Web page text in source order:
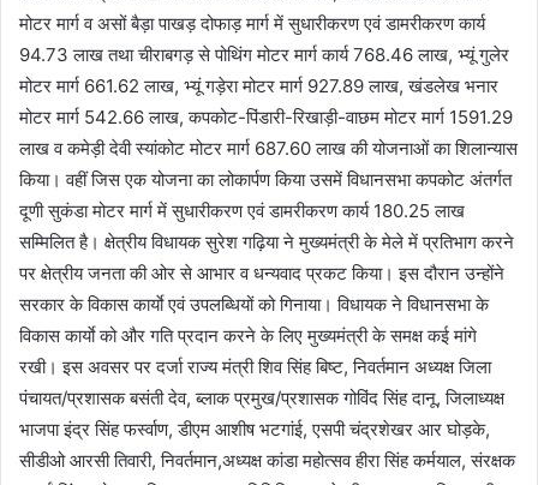
मोटर मार्ग व असों बैड़ा पाखड़ दोफाड़ मार्ग में सुधारीकरण एवं डामरीकरण कार्य
94.73 लाख तथा चीराबगड़ से पोथिंग मोटर मार्ग कार्य 768.46 लाख, भ्यूं गुलेर
मोटर मार्ग 661.62 लाख, भ्यूं गड़ेरा मोटर मार्ग 927.89 लाख, खंडलेख भनार
मोटर मार्ग 542.66 लाख, कपकोट-पिंडारी-रिखाड़ी-वाछम मोटर मार्ग 1591.29
लाख व कमेड़ी देवी स्यांकोट मोटर मार्ग 687.60 लाख की योजनाओं का शिलान्यास
किया। वहीं जिस एक योजना का लोकार्पण किया उसमें विधानसभा कपकोट अंतर्गत
दूणी सुकंडा मोटर मार्ग में सुधारीकरण एवं डामरीकरण कार्य 180.25 लाख
सम्मिलित है। क्षेत्रीय विधायक सुरेश गढ़िया ने मुख्यमंत्री के मेले में प्रतिभाग करने
पर क्षेत्रीय जनता की ओर से आभार व धन्यवाद प्रकट किया। इस दौरान उन्होंने
सरकार के विकास कार्याे एवं उपलब्धियों को गिनाया। विधायक ने विधानसभा के
विकास कार्याे को और गति प्रदान करने के लिए मुख्यमंत्री के समक्ष कई मांगे
रखी। इस अवसर पर दर्जा राज्य मंत्री शिव सिंह बिष्ट, निवर्तमान अध्यक्ष जिला
पंचायत/प्रशासक बसंती देव, ब्लाक प्रमुख/प्रशासक गोविंद सिंह दानू, जिलाध्यक्ष
भाजपा इंद्र सिंह फर्स्वाण, डीएम आशीष भटगांई, एसपी चंद्रशेखर आर घोड़के,
सीडीओ आरसी तिवारी, निवर्तमान,अध्यक्ष कांडा महोत्सव हीरा सिंह कर्मयाल, संरक्षक